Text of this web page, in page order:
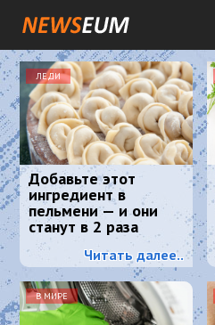
ЛЕДИ
Добавьте этот
ингредиент в
пельмени — и они
станут в 2 раза
сочнее и вкуснее:
понравится всем
Читать далее..
В МИРЕ